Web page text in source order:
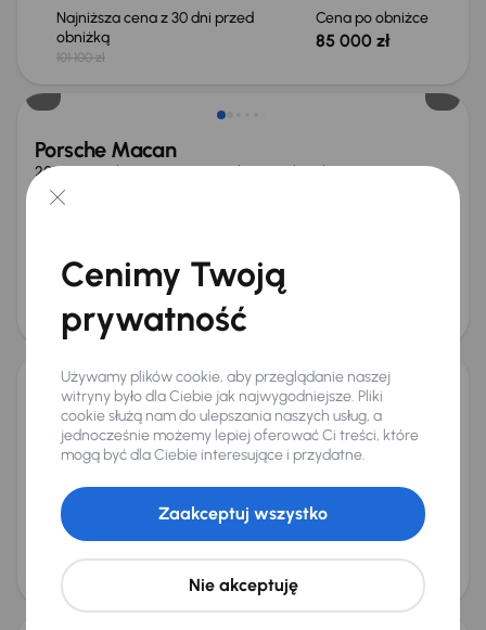
Najniższa cena z 30 dni przed
obniżką
101 100 zł
Cena po obniżce
85 000 zł
Taniej o 8 700 zł
Porsche Macan
2014122 128 kmAutomatDieselS Diesel190 kW4x4
S Diesel
Najniższa cena z 30 dni przed
115 200 zł
Możliwość odliczenia VAT
Porsche Cayenne
2012216 032 kmAutomatDieselDiesel180 kW 4x4
Książka serwisowa Diesel
od 411 zł
Najniższa cena z 30 dni przed
obniżką
68 800 zł
Cena po obniżce
69 000 zł
Cenimy Twoją
prywatność
Używamy plików cookie, aby przeglądanie naszej
witryny było dla Ciebie jak najwygodniejsze. Pliki
cookie służą nam do ulepszania naszych usług, a
jednocześnie możemy lepiej oferować Ci treści, które
mogą być dla Ciebie interesujące i przydatne.
Nie akceptuję
Zaakceptuj wszystko